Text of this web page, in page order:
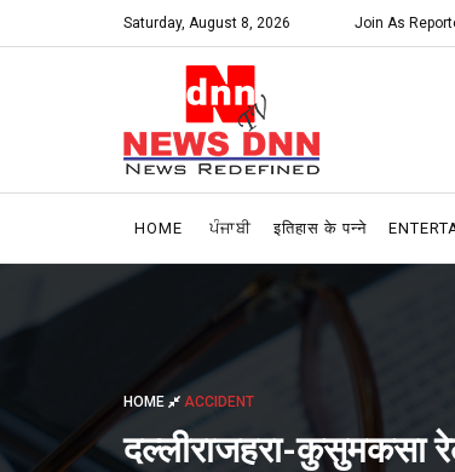
Saturday, August 8, 2026 Join As
HOME ਪੰਜਾਬੀ इतिहास के पन्ने
HOME ACCIDENT
दल्लीराजहरा-कुसुमकसा